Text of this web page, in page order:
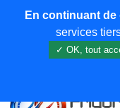
En continuant de
services
✓ OK, tout